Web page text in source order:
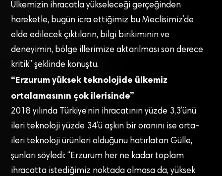
Ülkemizin ihracatla yükseleceği gerçeğinden
hareketle, bugün icra ettiğimiz bu Meclisimiz’de
elde edilecek çıktıların, bilgi birikiminin ve
deneyimin, bölge illerimize aktarılması son derece
kritik” şeklinde konuştu.
“Erzurum yüksek teknolojide ülkemiz
ortalamasının çok ilerisinde”
2018 yılında Türkiye’nin ihracatının yüzde 3,3’ünü
ileri teknoloji yüzde 34’ü aşkın bir oranını ise orta-
ileri teknoloji ürünleri olduğunu hatırlatan Gülle,
şunları söyledi: “Erzurum her ne kadar toplam
ihracatta istediğimiz noktada olmasa da, yüksek